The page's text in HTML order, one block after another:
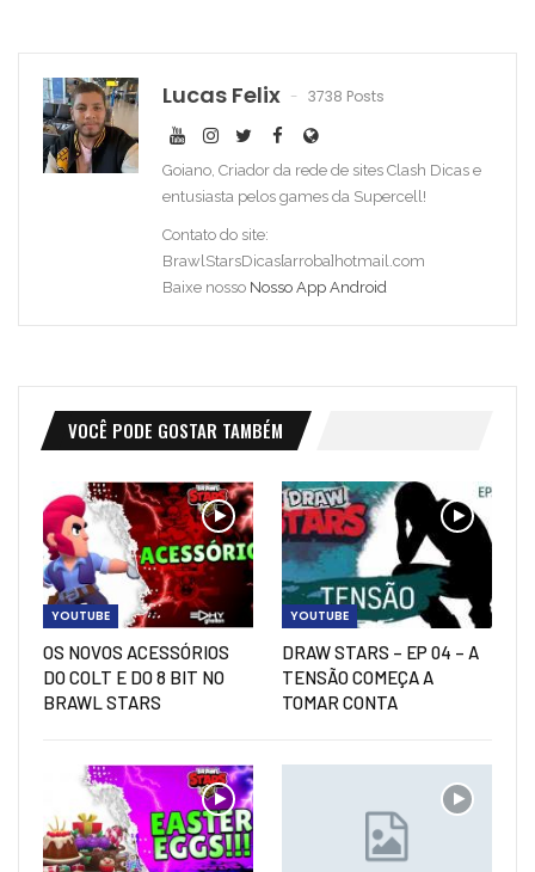
Lucas Felix 3738 Posts
Goiano, Criador da rede de sites Clash Dicas e
entusiasta pelos games da Supercell!
Contato do site:
BrawlStarsDicas[arroba]hotmail.com
Baixe nosso Nosso App Android
VOCÊ PODE GOSTAR TAMBÉM
YOUTUBE
OS NOVOS ACESSÓRIOS
DO COLT E DO 8 BIT NO
BRAWL STARS
YOUTUBE
DRAW STARS – EP 04 – A
TENSÃO COMEÇA A
TOMAR CONTA